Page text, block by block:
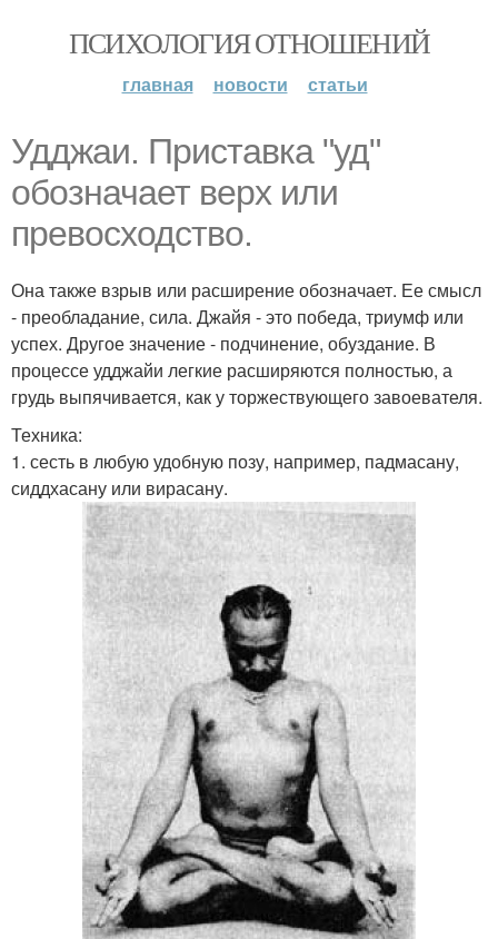
ПСИХОЛОГИЯ ОТНОШЕНИЙ
главная новости статьи
Удджаи. Приставка "уд"
обозначает верх или
превосходство.
Она также взрыв или расширение обозначает. Ее смысл
- преобладание, сила. Джайя - это победа, триумф или
успех. Другое значение - подчинение, обуздание. В
процессе удджайи легкие расширяются полностью, а
грудь выпячивается, как у торжествующего завоевателя.
Техника:
1. сесть в любую удобную позу, например, падмасану,
сиддхасану или вирасану.